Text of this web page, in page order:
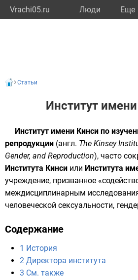
Vrachi05.ru Люди Eще
Статьи
Институт
Институт имени Кинси по
репродукции (англ. The Kinsey
Gender, and Reproduction), часто
Института Кинси или Института
учреждение, призванное
междисциплинарным
человеческой сексуальности,
Содержание
1 История
2 Директора института
3 См. также